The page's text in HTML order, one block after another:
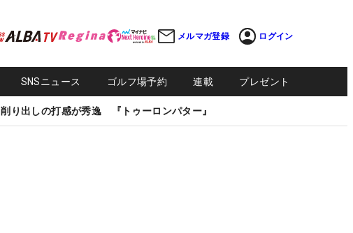
メルマガ登録 ログイン
SNSニュース ゴルフ場予約 連載 プレゼント
削り出しの打感が秀逸 『トゥーロンパター』